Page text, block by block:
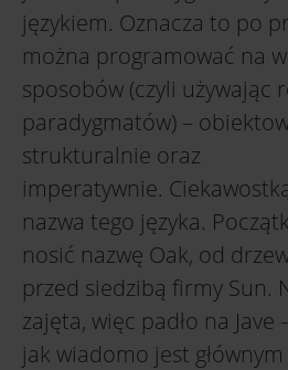
językiem. Oznacza to po
można programować na
sposobów (czyli używając
paradygmatów) –
strukturalnie oraz
imperatywnie.
nazwa tego języka.
nosić nazwę Oak, od
przed siedzibą firmy Sun.
zajęta, więc padło na Jave
jak wiadomo jest